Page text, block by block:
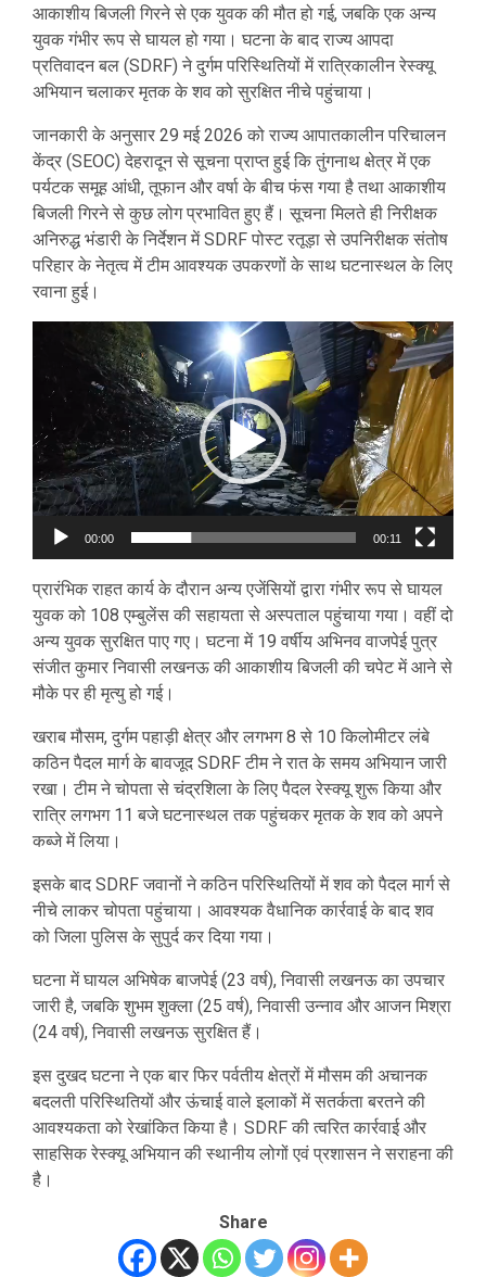
आकाशीय बिजली गिरने से एक युवक की मौत हो गई, जबकि एक अन्य
युवक गंभीर रूप से घायल हो गया। घटना के बाद राज्य आपदा
प्रतिवादन बल (SDRF) ने दुर्गम परिस्थितियों में रात्रिकालीन रेस्क्यू
अभियान चलाकर मृतक के शव को सुरक्षित नीचे पहुंचाया।
जानकारी के अनुसार 29 मई 2026 को राज्य आपातकालीन परिचालन
केंद्र (SEOC) देहरादून से सूचना प्राप्त हुई कि तुंगनाथ क्षेत्र में एक
पर्यटक समूह आंधी, तूफान और वर्षा के बीच फंस गया है तथा आकाशीय
बिजली गिरने से कुछ लोग प्रभावित हुए हैं। सूचना मिलते ही निरीक्षक
अनिरुद्ध भंडारी के निर्देशन में SDRF पोस्ट रतूड़ा से उपनिरीक्षक संतोष
परिहार के नेतृत्व में टीम आवश्यक उपकरणों के साथ घटनास्थल के लिए
रवाना हुई।
00:00 00:11
प्रारंभिक राहत कार्य के दौरान अन्य एजेंसियों द्वारा गंभीर रूप से घायल
युवक को 108 एम्बुलेंस की सहायता से अस्पताल पहुंचाया गया। वहीं दो
अन्य युवक सुरक्षित पाए गए। घटना में 19 वर्षीय अभिनव वाजपेई पुत्र
संजीत कुमार निवासी लखनऊ की आकाशीय बिजली की चपेट में आने से
मौके पर ही मृत्यु हो गई।
खराब मौसम, दुर्गम पहाड़ी क्षेत्र और लगभग 8 से 10 किलोमीटर लंबे
कठिन पैदल मार्ग के बावजूद SDRF टीम ने रात के समय अभियान जारी
रखा। टीम ने चोपता से चंद्रशिला के लिए पैदल रेस्क्यू शुरू किया और
रात्रि लगभग 11 बजे घटनास्थल तक पहुंचकर मृतक के शव को अपने
कब्जे में लिया।
इसके बाद SDRF जवानों ने कठिन परिस्थितियों में शव को पैदल मार्ग से
नीचे लाकर चोपता पहुंचाया। आवश्यक वैधानिक कार्रवाई के बाद शव
को जिला पुलिस के सुपुर्द कर दिया गया।
घटना में घायल अभिषेक बाजपेई (23 वर्ष), निवासी लखनऊ का उपचार
जारी है, जबकि शुभम शुक्ला (25 वर्ष), निवासी उन्नाव और आजन मिश्रा
(24 वर्ष), निवासी लखनऊ सुरक्षित हैं।
इस दुखद घटना ने एक बार फिर पर्वतीय क्षेत्रों में मौसम की अचानक
बदलती परिस्थितियों और ऊंचाई वाले इलाकों में सतर्कता बरतने की
आवश्यकता को रेखांकित किया है। SDRF की त्वरित कार्रवाई और
साहसिक रेस्क्यू अभियान की स्थानीय लोगों एवं प्रशासन ने सराहना की
है।
Share